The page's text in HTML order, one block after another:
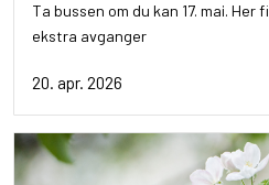
Ta bussen om du kan 17. mai.
ekstra avganger
20. apr. 2026